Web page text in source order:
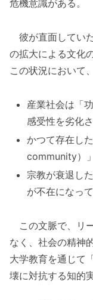
危機意識がある。
彼が直面してい
の拡大による文化
この状況において
産業社会は「
感受性を劣化
かつて存在し
community）
宗教が衰退し
が不在になっ
この文脈で、リ
なく、社会の精神
大学教育を通じて
壊に対抗する知的